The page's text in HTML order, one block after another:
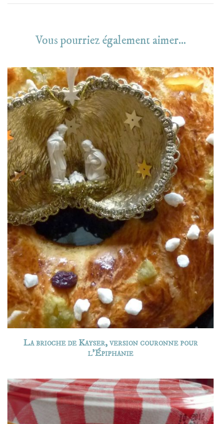
Vous pourriez également aimer...
La brioche de Kayser, version couronne pour
l’Épiphanie